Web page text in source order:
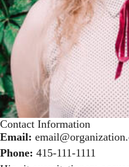
Contact Information
Email:
Phone: 415-111-1111